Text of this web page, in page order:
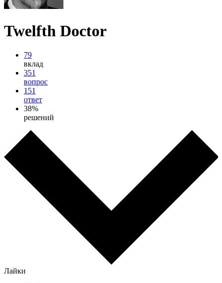
Twelfth Doctor
79
вклад
351
вопрос
151
ответ
38%
решений
Лайки